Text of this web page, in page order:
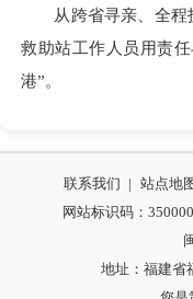
从跨省寻亲、全程
救助站工作人员用责
港”。
联系我们 | 站点地
网站标识码：
地址：福建省